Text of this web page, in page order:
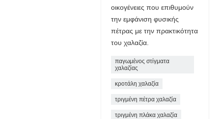
οικογένειες που επιθυμούν
την εμφάνιση φυσικής
πέτρας με την πρακτικότητα
του χαλαζία.
παγωμένος στίγματα
χαλαζίας
κροτάλη χαλαζία
τριγμένη πέτρα χαλαζία
τριγμένη πλάκα χαλαζία